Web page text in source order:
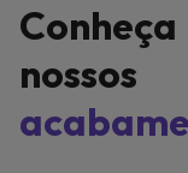
Conheça
nossos